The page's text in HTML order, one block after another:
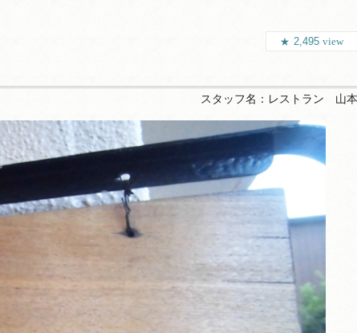
2,495 view
スタッフ名： レストラン 山本